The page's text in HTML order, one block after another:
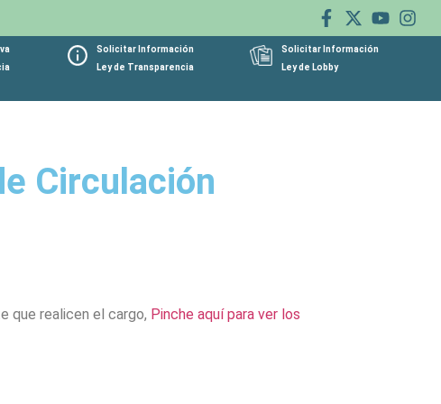
Solicitar Información
Ley de Transparencia
Solicitar Información
Ley de Lobby
Circulación
que realicen el cargo, Pinche aquí para ver los